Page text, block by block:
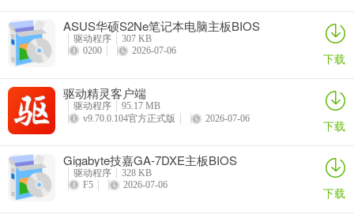
ASUS华硕S2Ne笔记本电脑主板BIOS
驱动程序
307 KB
0200
2026-07-06 下载
驱动精灵客户端
驱动程序
95.17 MB
v9.70.0.104官方正式版
2026-07-06 下载
Gigabyte技嘉GA-7DXE主板BIOS
驱动程序
328 KB
F5
2026-07-06 下载